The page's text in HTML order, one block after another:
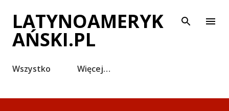
Przejdź do głównej zawartości
LATYNOAMERYK
AŃSKI.PL
Wszystko Więcej…